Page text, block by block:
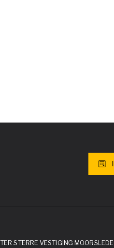
TER STERRE VESTIGING MOORSLEDE